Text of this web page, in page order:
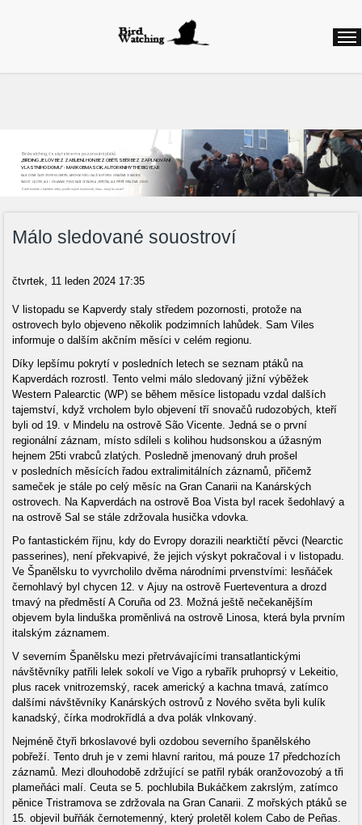
Birdwatching, česky řekneme pozorování ptáků
„BIRDING JE LOV BEZ ZABÍJENÍ, HON BEZ OBĚTÍ, SBĚR BEZ ZAPLŇOVÁNÍ
VLASTNÍHO DOMU“ - MARK OBMASCIK, AUTOR KNIHY THE BIG YEAR
NAJEZDÍME ČASTO STOVKY KILOMETRŮ, ABYCHOM VIDĚLI DALŠÍ NOVÝ DRUH. ODNÁŠÍME SI NADŠENÍ,
RADOST, ZÁŽITKY, ALE I ZKLAMÁNÍ, POKUD NAŠE CESTA BYLA ZBYTEČNÁ, ALE PŘÍŠTĚ VYRÁŽÍME ZNOVU
Začít můžete v každém věku, podle svých možností, času...stojí to za to!
Málo sledované souostroví
čtvrtek, 11 leden 2024 17:35
V listopadu se Kapverdy staly středem pozornosti, protože na
ostrovech bylo objeveno několik podzimních lahůdek. Sam Viles
informuje o dalším akčním měsíci v celém regionu.
Díky lepšímu pokrytí v posledních letech se seznam ptáků na
Kapverdách rozrostl. Tento velmi málo sledovaný jižní výběžek
Western Palearctic (WP) se během měsíce listopadu vzdal dalších
tajemství, když vrcholem bylo objevení tří snovačů rudozobých, kteří
byli od 19. v Mindelu na ostrově São Vicente. Jedná se o první
regionální záznam, místo sdíleli s kolihou hudsonskou a úžasným
hejnem 25ti vrabců zlatých. Posledně jmenovaný druh prošel
v posledních měsících řadou extralimitálních záznamů, přičemž
sameček je stále po celý měsíc na Gran Canarii na Kanárských
ostrovech. Na Kapverdách na ostrově Boa Vista byl racek šedohlavý a
na ostrově Sal se stále zdržovala husička vdovka.
Po fantastickém říjnu, kdy do Evropy dorazili nearktičtí pěvci (Nearctic
passerines), není překvapivé, že jejich výskyt pokračoval i v listopadu.
Ve Španělsku to vyvrcholilo dvěma národními prvenstvími: lesňáček
černohlavý byl chycen 12. v Ajuy na ostrově Fuerteventura a drozd
tmavý na předměstí A Coruña od 23. Možná ještě nečekanějším
objevem byla linduška proměnlivá na ostrově Linosa, která byla prvním
italským záznamem.
V severním Španělsku mezi přetrvávajícími transatlantickými
návštěvníky patřili lelek sokolí ve Vigo a rybařík pruhoprsý v Lekeitio,
plus racek vnitrozemský, racek americký a kachna tmavá, zatímco
dalšími návštěvníky Kanárských ostrovů z Nového světa byli kulík
kanadský, čírka modrokřídlá a dva polák vlnkovaný.
Nejméně čtyři brkoslavové byli ozdobou severního španělského
pobřeží. Tento druh je v zemi hlavní raritou, má pouze 17 předchozích
záznamů. Mezi dlouhodobě zdržující se patřil rybák oranžovozobý a tři
plameňáci malí. Ceuta se 5. pochlubila Bukáčkem zakrslým, zatímco
pěnice Tristramova se zdržovala na Gran Canarii. Z mořských ptáků se
15. objevil buřňák černotemenný, který proletěl kolem Cabo de Peñas.